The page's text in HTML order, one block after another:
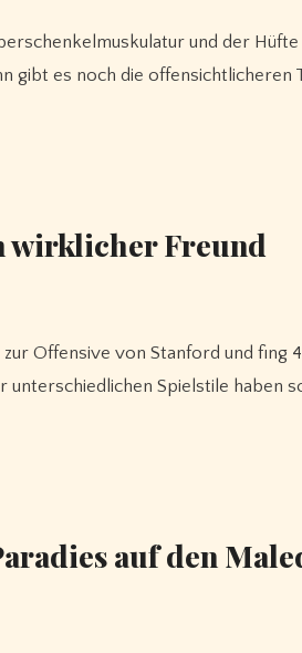
gibt es noch die offensichtlicheren
wirklicher Freund
unterschiedlichen Spielstile haben
auf den